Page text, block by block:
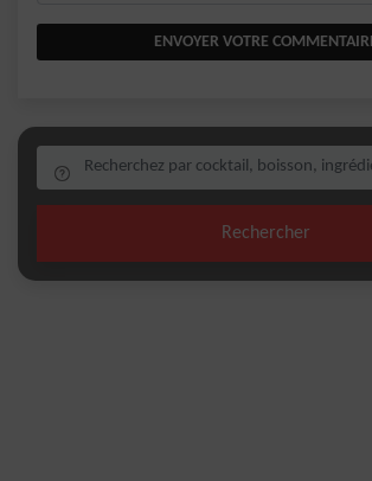
ENVOYER VOTRE
Rechercher